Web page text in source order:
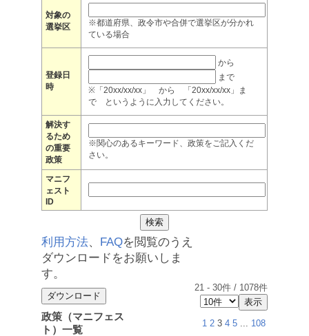
対象の
選挙区
※都道府県、政令市や合併で選挙区が分かれ
ている場合
登録日
時
から
まで
※「20xx/xx/xx」 から 「20xx/xx/xx」ま
で というように入力してください。
解決す
るため
の重要
政策
※関心のあるキーワード、政策をご記入くだ
さい。
マニフ
ェスト
ID
利用方法、 FAQを閲覧のうえ
ダウンロードをお願いしま
す。
21 - 30件 / 1078件
政策（マニフェス
ト）一覧
1 2 3 4 5 ... 108